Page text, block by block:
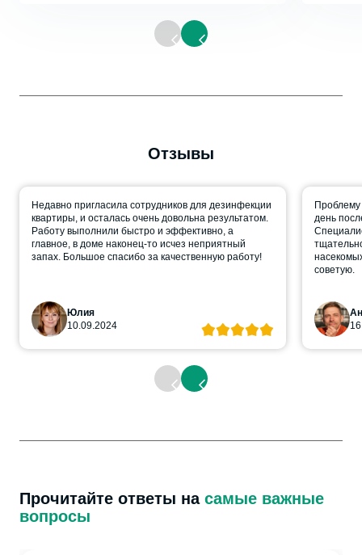
Отзывы
Недавно пригласила сотрудников для дезинфекции
квартиры, и осталась очень довольна результатом.
Работу выполнили быстро и эффективно, а
главное, в доме наконец-то исчез неприятный
запах. Большое спасибо за качественную работу!
Юлия
10.09.2024
день
советую.
Прочитайте ответы на самые важные
вопросы